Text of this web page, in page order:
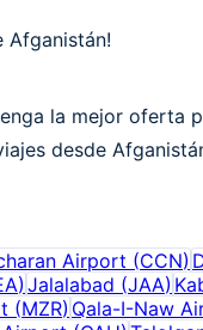
Afganistán!
la mejor oferta
desde
Airport (CCN)
) Jalalabad (JAA)
(MZR) Qala-I-Naw